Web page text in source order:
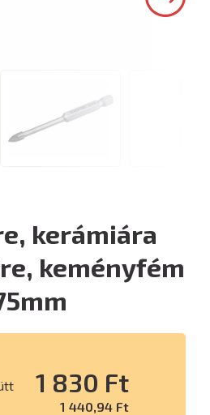
kerámiára
keményfém
1 830 Ft
1 440,94 Ft